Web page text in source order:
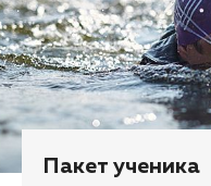
Пакет ученика